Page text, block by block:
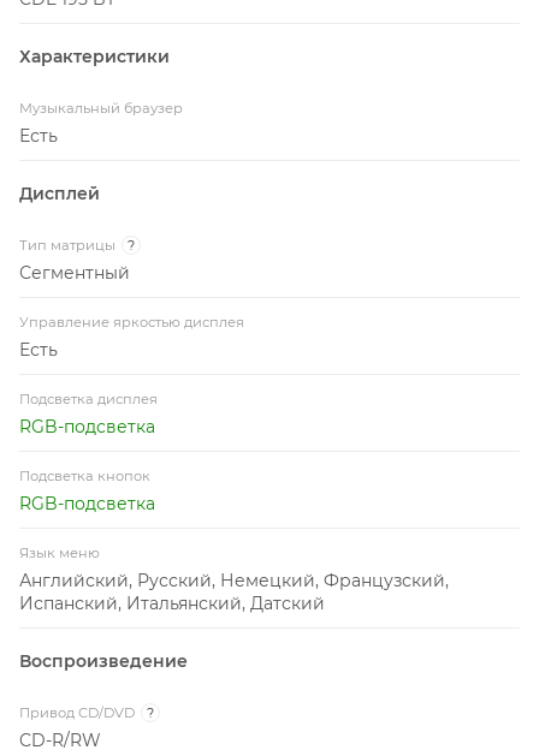
Характеристики
Музыкальный браузер
Есть
Дисплей
Тип матрицы ?
Сегментный
Управление яркостью дисплея
Есть
Подсветка дисплея
RGB-подсветка
Подсветка кнопок
RGB-подсветка
Язык меню
Английский, Русский, Немецкий, Французский,
Испанский, Итальянский, Датский
Воспроизведение
Привод CD/DVD ?
CD-R/RW